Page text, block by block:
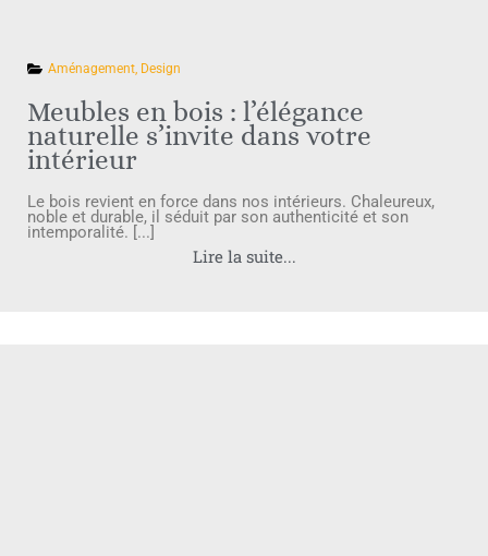
Aménagement, Design
Meubles en bois : l’élégance
naturelle s’invite dans votre
intérieur
Le bois revient en force dans nos intérieurs. Chaleureux,
noble et durable, il séduit par son authenticité et son
intemporalité. [...]
Lire la suite...